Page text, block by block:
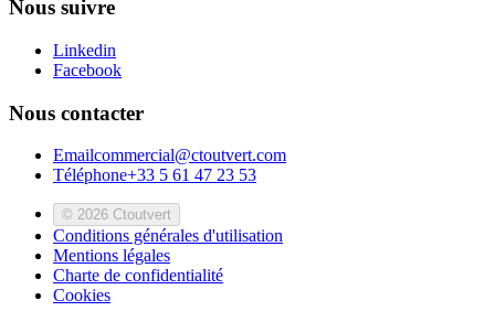
Nous suivre
Linkedin
Facebook
Nous contacter
Emailcommercial@ctoutvert.com
Téléphone+33 5 61 47 23 53
© 2026 Ctoutvert
Conditions générales d'utilisation
Mentions légales
Charte de confidentialité
Cookies